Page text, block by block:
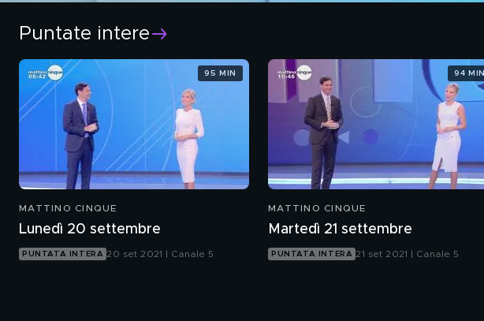
Puntate intere
MATTINO CINQUE
Lunedì 20 settembre
PUNTATA INTERA 20 set 2021 | Canale 5
95 MIN
MATTINO CINQUE
Martedì 21 settembre
PUNTATA INTERA 21 set 2021 | Canale 5
94 MIN